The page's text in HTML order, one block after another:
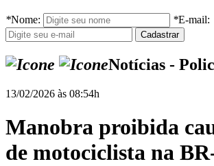
*Nome: *E-mail:
Notícias -
13/02/2026 às 08:54h
Manobra proibida
de motociclista na